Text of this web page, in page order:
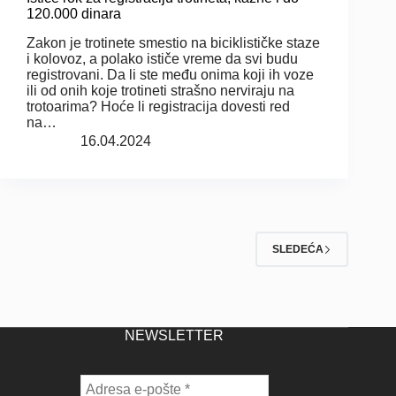
120.000 dinara
Zakon je trotinete smestio na biciklističke staze
i kolovoz, a polako ističe vreme da svi budu
registrovani. Da li ste među onima koji ih voze
ili od onih koje trotineti strašno nerviraju na
trotoarima? Hoće li registracija dovesti red
na…
16.04.2024
SLEDEĆA
NEWSLETTER